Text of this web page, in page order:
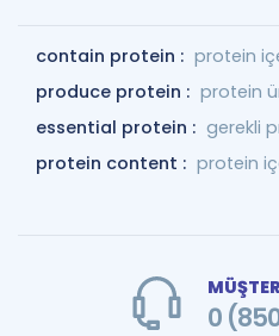
contain protein : protein
produce protein : protein
essential protein : gerekli
protein content : protein
0